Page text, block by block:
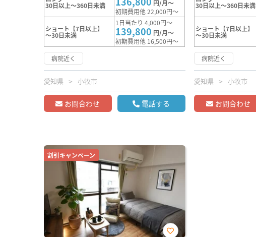
30日以上～360日未満
円/月～
初期費用他 22,000円～
ショート【7日以上】
～30日未満
1日当たり 4,000円～
139,800 円/月～
初期費用他 16,500円～
病院近く
愛知県 小牧市
お問合わせ 電話する
30日以上～360日未満
ショート【7日以上】
～30日未満
病院近く
愛知県 小牧市
お問合わせ
割引キャンペーン